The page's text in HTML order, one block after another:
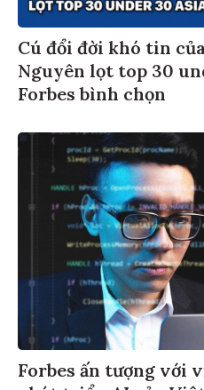
Cú đổi đời khó tin
Nguyên lọt top 30
Forbes bình chọn
Forbes ấn tượng với